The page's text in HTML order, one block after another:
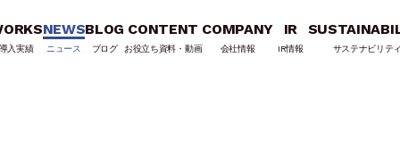
導入実績
NEWS
ニュース
BLOG
ブログ
CONTENT
お役立ち資料・動画
COMPANY
会社情報
IR
IR情報 サステナビリティ